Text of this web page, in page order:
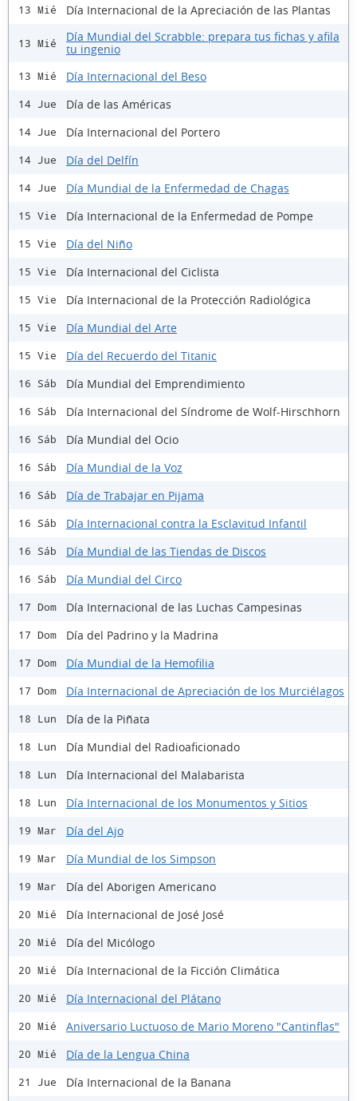
13 Mié Día Internacional de la Apreciación de las Plantas
13 Mié
Día Mundial del Scrabble: prepara tus fichas y afila
tu ingenio
13 Mié Día Internacional del Beso
14 Jue Día de las Américas
14 Jue Día Internacional del Portero
14 Jue Día del Delfín
14 Jue Día Mundial de la Enfermedad de Chagas
15 Vie Día Internacional de la Enfermedad de Pompe
15 Vie Día del Niño
15 Vie Día Internacional del Ciclista
15 Vie Día Internacional de la Protección Radiológica
15 Vie Día Mundial del Arte
15 Vie Día del Recuerdo del Titanic
16 Sáb Día Mundial del Emprendimiento
16 Sáb Día Internacional del Síndrome de Wolf-Hirschhorn
16 Sáb Día Mundial del Ocio
16 Sáb Día Mundial de la Voz
16 Sáb Día de Trabajar en Pijama
16 Sáb Día Internacional contra la Esclavitud Infantil
16 Sáb Día Mundial de las Tiendas de Discos
16 Sáb Día Mundial del Circo
17 Dom Día Internacional de las Luchas Campesinas
17 Dom Día del Padrino y la Madrina
17 Dom Día Mundial de la Hemofilia
17 Dom Día Internacional de Apreciación de los Murciélagos
18 Lun Día de la Piñata
18 Lun Día Mundial del Radioaficionado
18 Lun Día Internacional del Malabarista
18 Lun Día Internacional de los Monumentos y Sitios
19 Mar Día del Ajo
19 Mar Día Mundial de los Simpson
19 Mar Día del Aborigen Americano
20 Mié Día Internacional de José José
20 Mié Día del Micólogo
20 Mié Día Internacional de la Ficción Climática
20 Mié Día Internacional del Plátano
20 Mié Aniversario Luctuoso de Mario Moreno "Cantinflas"
20 Mié Día de la Lengua China
21 Jue Día Internacional de la Banana